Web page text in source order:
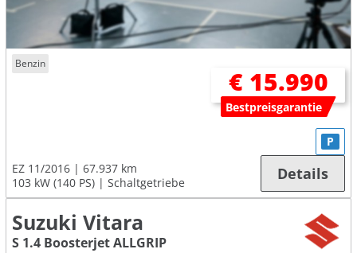
Benzin
€ 15.990
Bestpreisgarantie
EZ 11/2016
67.937 km
103 kW (140 PS)
Schaltgetriebe
P
Details
Suzuki Vitara
S 1.4 Boosterjet ALLGRIP